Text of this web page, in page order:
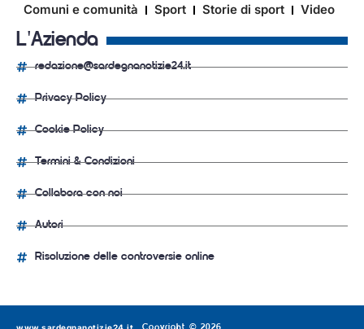
Comuni e comunità
Sport Storie di sport Video
L'Azienda
redazione@sardegnanotizie24.it
Privacy Policy
Cookie Policy
Termini & Condizioni
Collabora con noi
Autori
Risoluzione delle controversie online